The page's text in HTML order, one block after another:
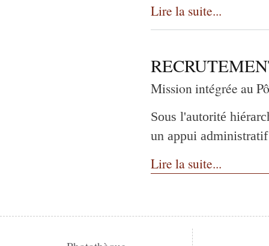
Lire la suite...
Mission intégrée au
Sous l'autorité
un appui
Lire la suite...